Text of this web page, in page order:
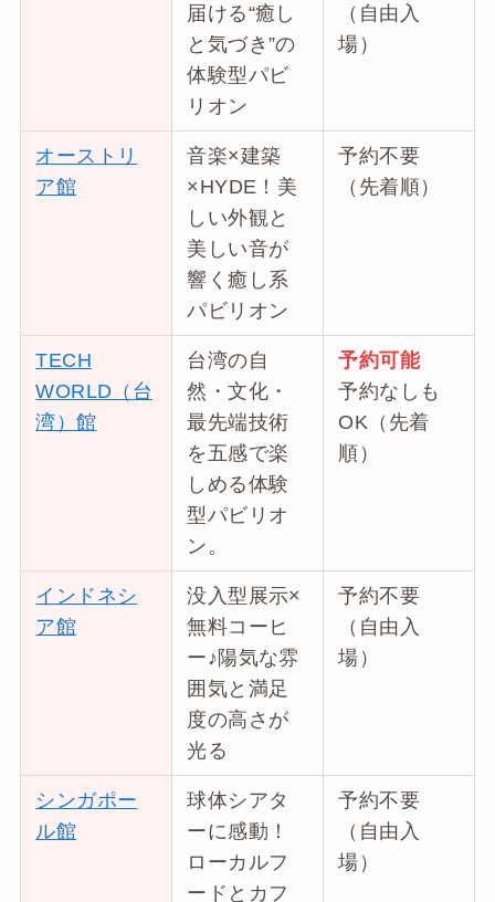
届ける“癒し
と気づき”の
体験型パビ
リオン
（自由入
場）
オーストリ
ア館
音楽×建築
×HYDE！美
しい外観と
美しい音が
響く癒し系
パビリオン
予約不要
（先着順）
TECH
WORLD（台
湾）館
台湾の自
然・文化・
最先端技術
を五感で楽
しめる体験
型パビリオ
ン。
予約可能
予約なしも
OK（先着
順）
インドネシ
ア館
没入型展示×
無料コーヒ
ー♪陽気な雰
囲気と満足
度の高さが
光る
予約不要
（自由入
場）
シンガポー
ル館
球体シアタ
ーに感動！
ローカルフ
ードとカフ
予約不要
（自由入
場）